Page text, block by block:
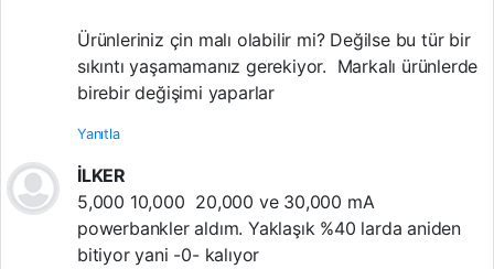
Ürünleriniz çin malı olabilir mi? Değilse bu tür bir
sıkıntı yaşamamanız gerekiyor. Markalı ürünlerde
birebir değişimi yaparlar
Yanıtla
İLKER
5,000 10,000 20,000 ve 30,000 mA
powerbankler aldım. Yaklaşık %40 larda aniden
bitiyor yani -0- kalıyor